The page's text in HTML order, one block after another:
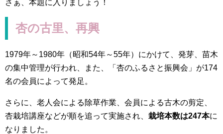
さぁ、本題に入りましょう！
杏の古里、再興
1979年～1980年（昭和54年～55年）にかけて、発芽、苗木
の集中管理が行われ、また、「杏のふるさと振興会」が174
名の会員によって発足。
さらに、老人会による除草作業、会員による古木の剪定、
杏栽培講座などが順を追って実施され、 栽培本数は247本に
なりました。